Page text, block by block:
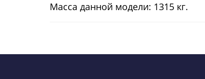
Масса данной модели: 1315 кг.